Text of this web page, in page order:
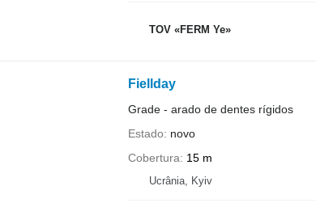
TOV «FERM Ye»
Fiellday
Grade - arado de dentes rígidos
Estado
novo
Cobertura
15 m
Ucrânia, Kyiv